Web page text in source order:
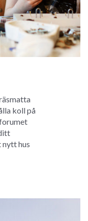
koll på
nytt hus